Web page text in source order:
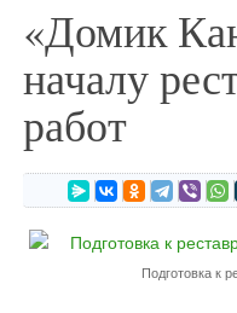
«Домик
началу
работ
Подготовка к